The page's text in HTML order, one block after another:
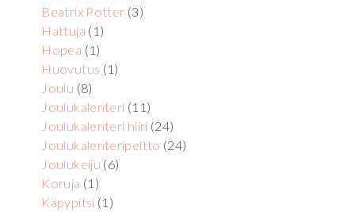
Beatrix Potter (3)
Hattuja (1)
Hopea (1)
Huovutus (1)
Joulu (8)
Joulukalenteri (11)
Joulukalenteri hiiri (24)
Joulukalenteripeitto (24)
Joulukeiju (6)
Koruja (1)
Käpypitsi (1)